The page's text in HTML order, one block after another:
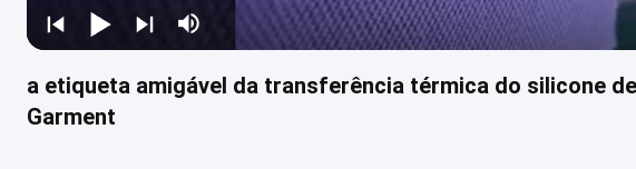
a etiqueta amigável da transferência térmica do silicone
Garment